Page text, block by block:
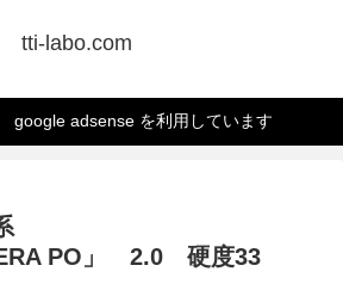
tti-labo.com
google adsense を利用しています
PO」 2.0 硬度33